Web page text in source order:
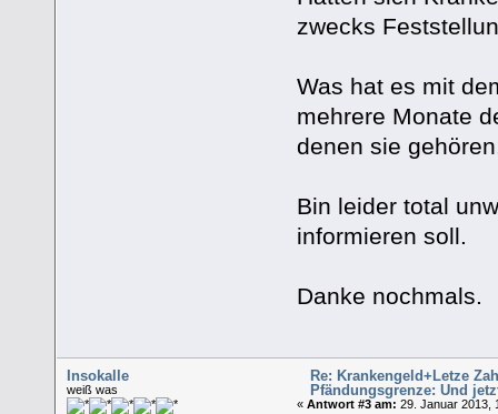
zwecks
Was hat es mit
mehrere Monate
denen sie
Bin leider total
informieren soll.
Danke nochmals.
Insokalle
weiß was
Re: Krankengeld+Letze
Pfändungsgrenze: Und
« Antwort #3 am: 29. Januar 2013,